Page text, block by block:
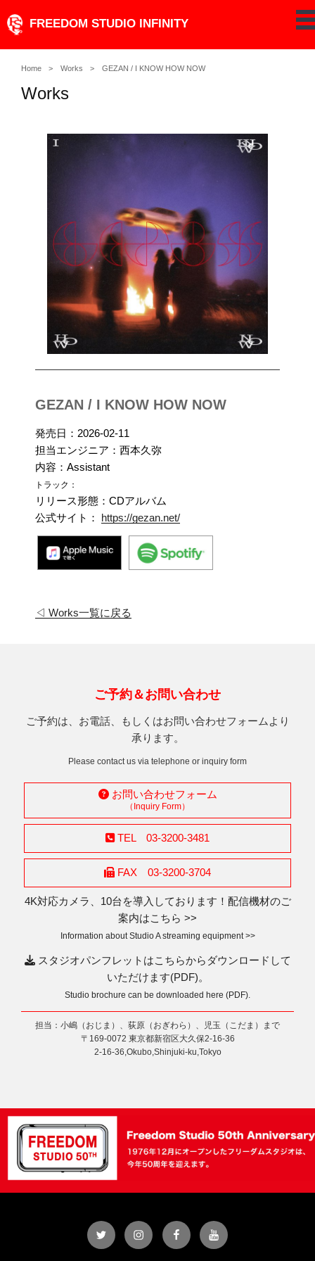
to
FREEDOM STUDIO INFINITY
Home Works GEZAN / I KNOW HOW NOW
Works
GEZAN / I KNOW HOW NOW
発売日：2026-02-11
担当エンジニア：西本久弥
内容：Assistant
トラック：
リリース形態：CDアルバム
公式サイト： https://gezan.net/
◁ Works一覧に戻る
ご予約＆お問い合わせ
ご予約は、お電話、もしくはお問い合わせフォームより
承ります。
Please contact us via telephone or inquiry form
お問い合わせフォーム
（Inquiry Form）
TEL 03-3200-3481
FAX 03-3200-3704
4K対応カメラ、10台を導入しております！配信機材のご
案内はこちら >>
Information about Studio A streaming equipment >>
スタジオパンフレットはこちらからダウンロードして
いただけます(PDF)。
Studio brochure can be downloaded here (PDF).
担当：小嶋（おじま）、荻原（おぎわら）、児玉（こだま）まで
〒169-0072 東京都新宿区大久保2-16-36
2-16-36,Okubo,Shinjuki-ku,Tokyo
Twitter InstagramFacebookYouTube